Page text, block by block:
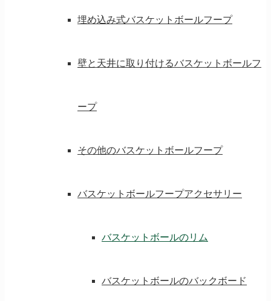
埋め込み式バスケットボールフープ
壁と天井に取り付けるバスケットボールフ
ープ
その他のバスケットボールフープ
バスケットボールフープアクセサリー
バスケットボールのリム
バスケットボールのバックボード